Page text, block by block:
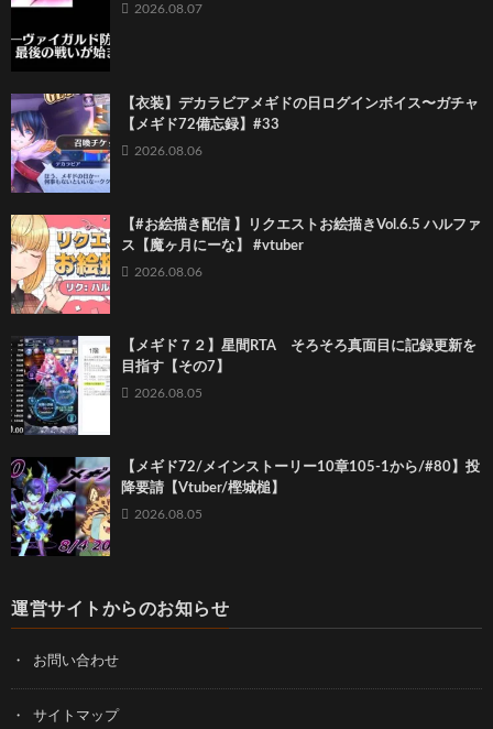
2026.08.07
【衣装】デカラビアメギドの日ログインボイス〜ガチャ
【メギド72備忘録】#33
2026.08.06
【#お絵描き配信 】リクエストお絵描きVol.6.5 ハルファ
ス【魔ヶ月にーな】 #vtuber
2026.08.06
【メギド７２】星間RTA そろそろ真面目に記録更新を
目指す【その7】
2026.08.05
【メギド72/メインストーリー10章105-1から/#80】投
降要請【Vtuber/樫城槌】
2026.08.05
運営サイトからのお知らせ
お問い合わせ
サイトマップ